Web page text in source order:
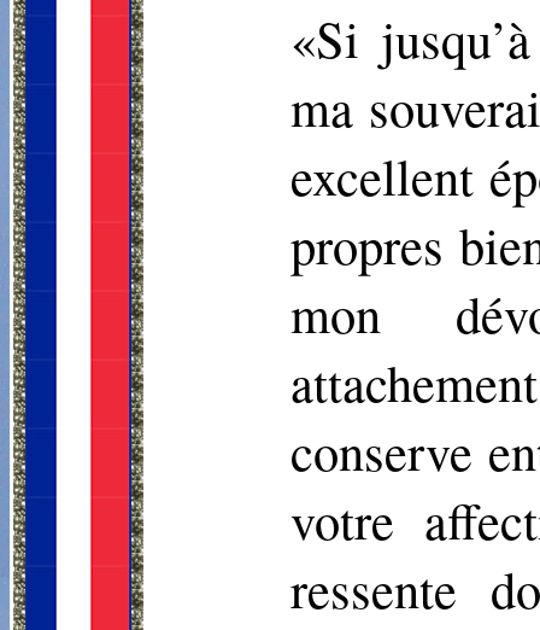
«Si
ma
excellent
propres
mon
conserve
votre
ressente